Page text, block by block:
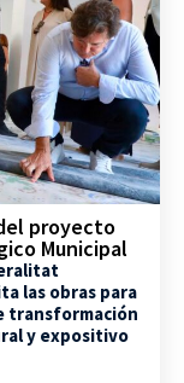
proyecto
Municipal
las obras para
transformación
y expositivo